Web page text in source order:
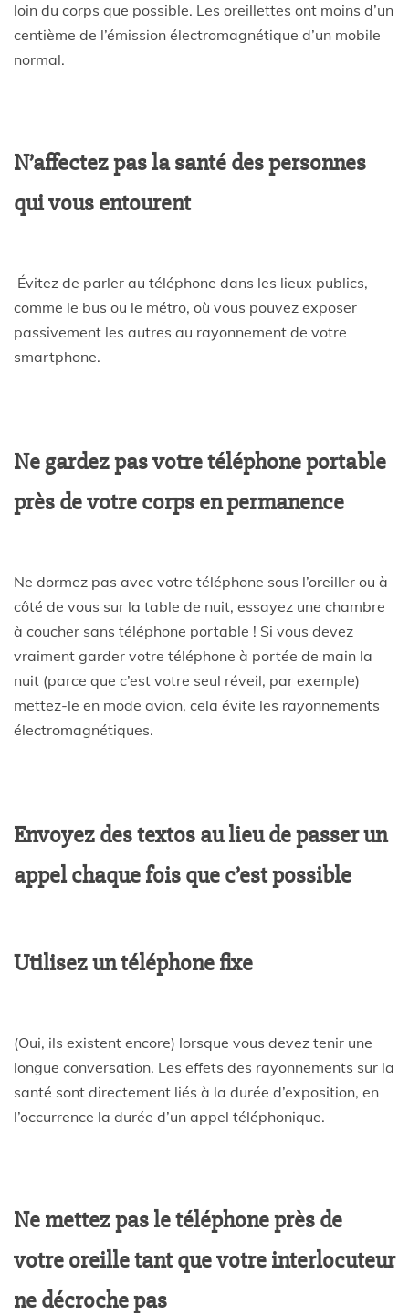
loin du corps que possible. Les oreillettes ont moins d’un
centième de l’émission électromagnétique d’un mobile
normal.
N’affectez pas la santé des personnes
qui vous entourent
Évitez de parler au téléphone dans les lieux publics,
comme le bus ou le métro, où vous pouvez exposer
passivement les autres au rayonnement de votre
smartphone.
Ne gardez pas votre téléphone portable
près de votre corps en permanence
Ne dormez pas avec votre téléphone sous l’oreiller ou à
côté de vous sur la table de nuit, essayez une chambre
à coucher sans téléphone portable ! Si vous devez
vraiment garder votre téléphone à portée de main la
nuit (parce que c’est votre seul réveil, par exemple)
mettez-le en mode avion, cela évite les rayonnements
électromagnétiques.
Envoyez des textos au lieu de passer un
appel chaque fois que c’est possible
Utilisez un téléphone fixe
(Oui, ils existent encore) lorsque vous devez tenir une
longue conversation. Les effets des rayonnements sur la
santé sont directement liés à la durée d’exposition, en
l’occurrence la durée d’un appel téléphonique.
Ne mettez pas le téléphone près de
votre oreille tant que votre interlocuteur
ne décroche pas